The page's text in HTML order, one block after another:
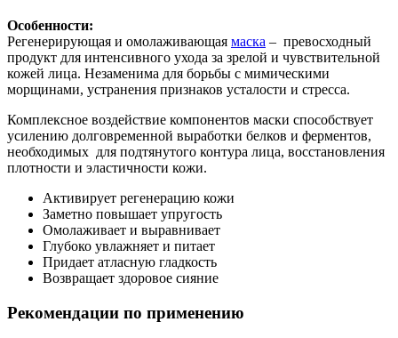
Особенности:
Регенерирующая и омолаживающая маска – превосходный
продукт для интенсивного ухода за зрелой и чувствительной
кожей лица. Незаменима для борьбы с мимическими
морщинами, устранения признаков усталости и стресса.
Комплексное воздействие компонентов маски способствует
усилению долговременной выработки белков и ферментов,
необходимых для подтянутого контура лица, восстановления
плотности и эластичности кожи.
Активирует регенерацию кожи
Заметно повышает упругость
Омолаживает и выравнивает
Глубоко увлажняет и питает
Придает атласную гладкость
Возвращает здоровое сияние
Рекомендации по применению